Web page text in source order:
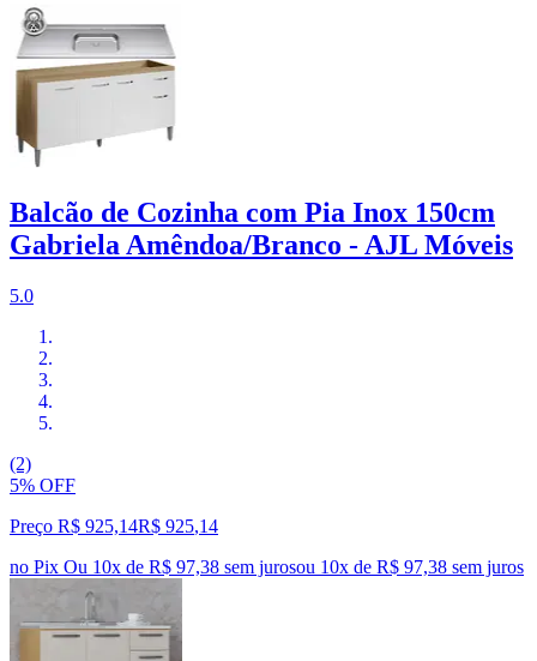
Balcão de Cozinha com Pia Inox 150cm
Gabriela Amêndoa/Branco - AJL Móveis
5.0
(2)
5% OFF
Preço R$ 925,14R$ 925,14
no Pix Ou 10x de R$ 97,38 sem jurosou 10x de R$ 97,38 sem juros